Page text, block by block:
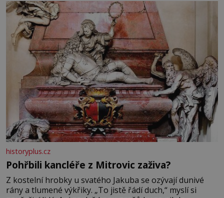
Velkých Losinách nebo v termálním
historyplus.cz
Pohřbili kancléře z Mitrovic zaživa?
Z kostelní hrobky u svatého Jakuba se ozývají dunivé
rány a tlumené výkřiky. „To jistě řádí duch,“ myslí si